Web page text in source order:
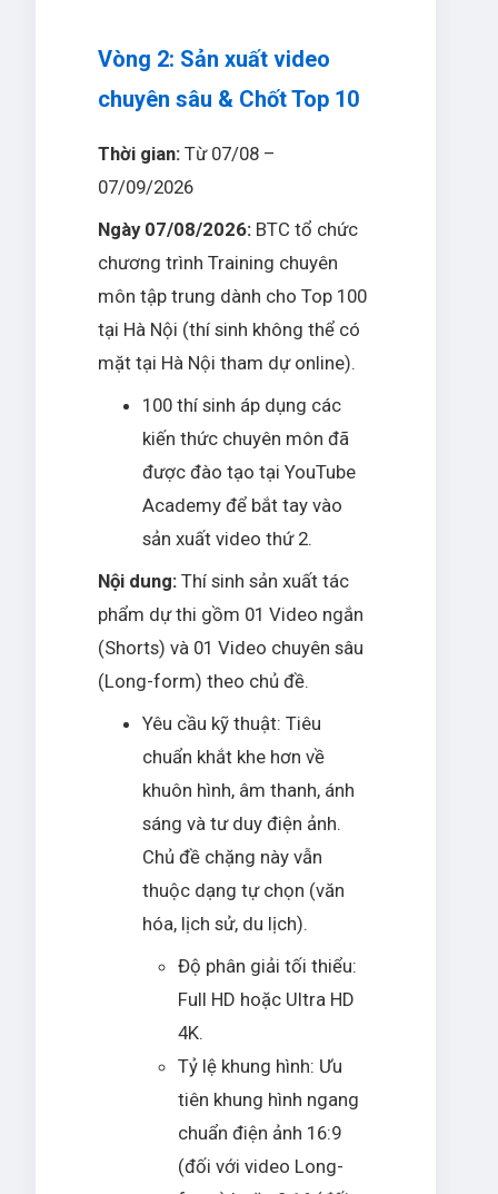
Vòng 2: Sản xuất video
chuyên sâu & Chốt Top 10
Thời gian: Từ 07/08 –
07/09/2026
Ngày 07/08/2026: BTC tổ chức
chương trình Training chuyên
môn tập trung dành cho Top 100
tại Hà Nội (thí sinh không thể có
mặt tại Hà Nội tham dự online).
100 thí sinh áp dụng các
kiến thức chuyên môn đã
được đào tạo tại YouTube
Academy để bắt tay vào
sản xuất video thứ 2.
Nội dung: Thí sinh sản xuất tác
phẩm dự thi gồm 01 Video ngắn
(Shorts) và 01 Video chuyên sâu
(Long-form) theo chủ đề.
Yêu cầu kỹ thuật: Tiêu
chuẩn khắt khe hơn về
khuôn hình, âm thanh, ánh
sáng và tư duy điện ảnh.
Chủ đề chặng này vẫn
thuộc dạng tự chọn (văn
hóa, lịch sử, du lịch).
Độ phân giải tối thiểu:
Full HD hoặc Ultra HD
4K.
Tỷ lệ khung hình: Ưu
tiên khung hình ngang
chuẩn điện ảnh 16:9
(đối với video Long-